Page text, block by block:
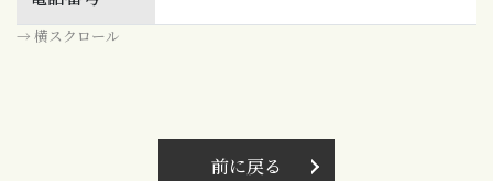
→ 横スクロール
前に戻る